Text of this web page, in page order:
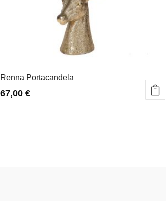
Renna Portacandela
67,00 €